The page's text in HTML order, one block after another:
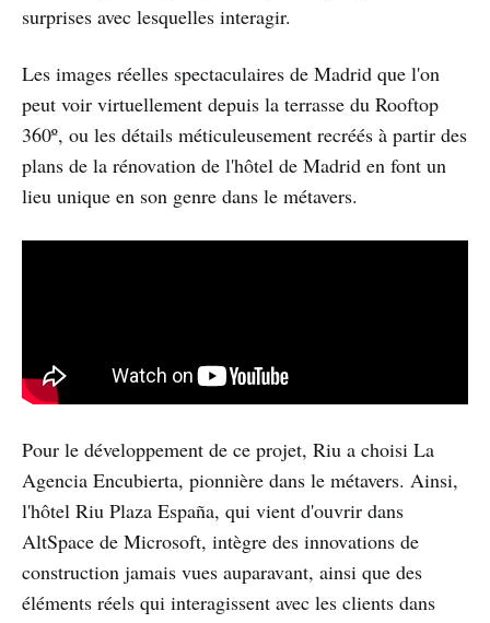
surprises avec lesquelles interagir.
Les images réelles spectaculaires de Madrid que l'on
peut voir virtuellement depuis la terrasse du Rooftop
360º, ou les détails méticuleusement recréés à partir des
plans de la rénovation de l'hôtel de Madrid en font un
lieu unique en son genre dans le métavers.
Pour le développement de ce projet, Riu a choisi La
Agencia Encubierta, pionnière dans le métavers. Ainsi,
l'hôtel Riu Plaza España, qui vient d'ouvrir dans
AltSpace de Microsoft, intègre des innovations de
construction jamais vues auparavant, ainsi que des
éléments réels qui interagissent avec les clients dans